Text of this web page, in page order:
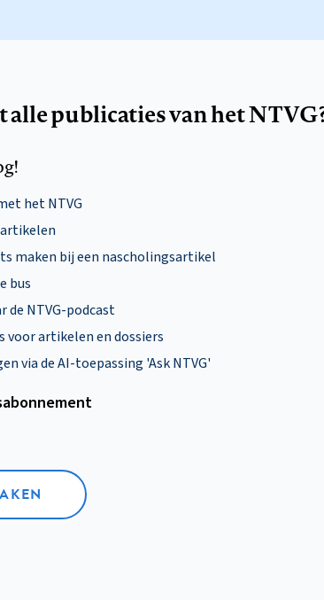
publicaties van het
het NTVG
maken bij een nascholingsartikel
bus
de NTVG-podcast
voor artikelen en dossiers
via de AI-toepassing 'Ask NTVG'